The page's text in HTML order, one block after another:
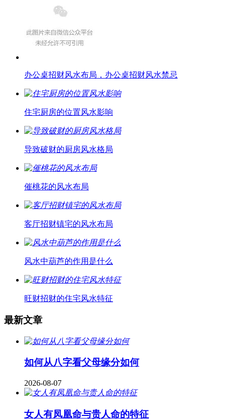
办公桌招财风水布局，办公桌招财风水禁忌
住宅厨房的位置风水影响
导致破财的厨房风水格局
催桃花的风水布局
客厅招财镇宅的风水布局
风水中葫芦的作用是什么
旺财招财的住宅风水特征
最新文章
如何从八字看父母缘分如何
2026-08-07
女人有凤凰命与贵人命的特征